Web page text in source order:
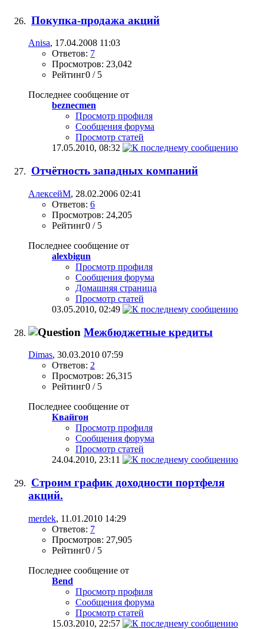
Покупка-продажа акций
Anisa, 17.04.2008 11:03
Ответов: 7
Просмотров: 23,042
Рейтинг0 / 5
Последнее сообщение от
beznecmen
Просмотр профиля
Сообщения форума
Просмотр статей
17.05.2010, 08:32
Отчётность западных компаний
АлексейМ, 28.02.2006 02:41
Ответов: 6
Просмотров: 24,205
Рейтинг0 / 5
Последнее сообщение от
alexbigun
Просмотр профиля
Сообщения форума
Домашняя страница
Просмотр статей
03.05.2010, 02:49
Межбюджетные кредиты
Dimas, 30.03.2010 07:59
Ответов: 2
Просмотров: 26,315
Рейтинг0 / 5
Последнее сообщение от
Квайгон
Просмотр профиля
Сообщения форума
Просмотр статей
24.04.2010, 23:11
Строим график доходности портфеля
акций.
merdek, 11.01.2010 14:29
Ответов: 7
Просмотров: 27,905
Рейтинг0 / 5
Последнее сообщение от
Bend
Просмотр профиля
Сообщения форума
Просмотр статей
15.03.2010, 22:57